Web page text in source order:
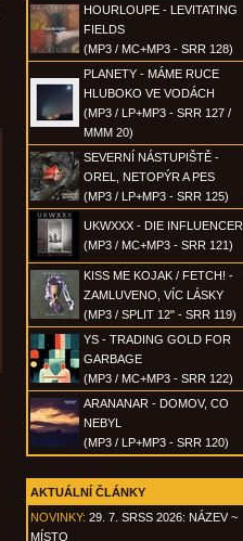
HOURLOUPE - LEVITATING
FIELDS
(MP3 / MC+MP3 - SRR 128)
PLANETY - MÁME RUCE
HLUBOKO VE VODÁCH
(MP3 / LP+MP3 - SRR 127 /
MMM 20)
SEVERNÍ NÁSTUPIŠTĚ -
OREL, NETOPÝR A PES
(MP3 / LP+MP3 - SRR 125)
UKWXXX - DIE INFLUENCER
(MP3 / MC+MP3 - SRR 121)
KISS ME KOJAK / FETCH! -
ZAMLUVENO, VÍC LÁSKY
(MP3 / SPLIT 12" - SRR 119)
YS - TRADING GOLD FOR
GARBAGE
(MP3 / MC+MP3 - SRR 122)
ARANANAR - DOMOV, CO
NEBYL
(MP3 / LP+MP3 - SRR 120)
AKTUÁLNÍ ČLÁNKY
NOVINKY: 29. 7. SRSS 2026: NÁZEV ~
MÍSTO